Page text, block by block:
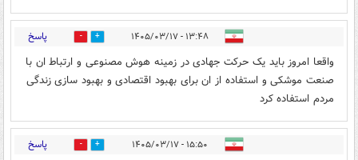
۱۳:۴۸ - ۱۴۰۵/۰۳/۱۷ 0 پاسخ
واقعا امروز باید یک حرکت جهادی در زمینه هوش مصنوعی و ارتباط ان با
صنعت موشکی و استفاده از ان برای بهبود اقتصادی و بهبود سازی زندگی
مردم استفاده کرد
۱۵:۵۰ - ۱۴۰۵/۰۳/۱۷ 2 پاسخ